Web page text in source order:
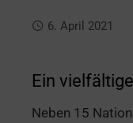
6. April 2021
Ein
Neben 15